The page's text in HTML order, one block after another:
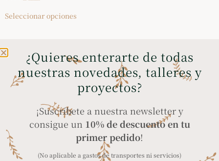
Seleccionar opciones
ENVÍOS GRATIS A
PENÍNSULA Y BALEARES
en compras superiores
COMPRA SEGURA
a través de tarjeta
PayPal
¿Quieres enterarte de todas
nuestras novedades, talleres y
proyectos?
¡Suscríbete a nuestra newsletter y
consigue un 10% de descuento en tu
primer pedido!
(No aplicable a gastos de transportes ni servicios)